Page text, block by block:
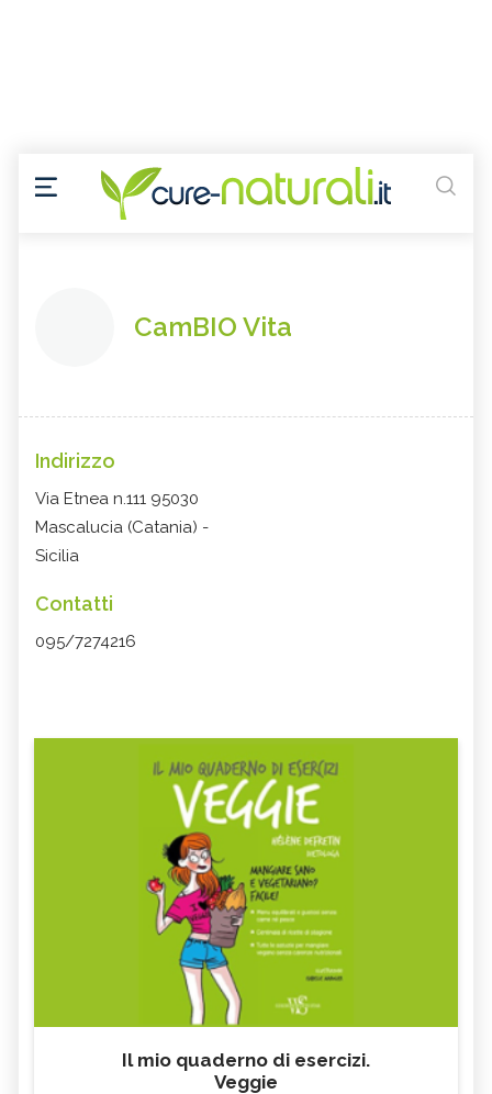
CamBIO Vita
Indirizzo
Via Etnea n.111 95030
Mascalucia (Catania) -
Sicilia
Contatti
095/7274216
Il mio quaderno di esercizi.
Veggie